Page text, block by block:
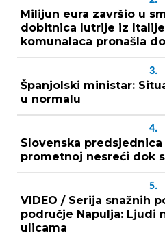
Milijun eura završio u
dobitnica lutrije iz
komunalaca pronašla
3.
Španjolski ministar:
u normalu
4.
Slovenska
prometnoj nesreći dok
5.
VIDEO / Serija snažnih
područje Napulja: Ljudi
ulicama